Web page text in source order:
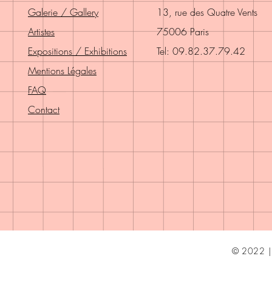
Galerie / Gallery
Artistes
Expositions / Exhibitions
Mentions Légales
FAQ
Contact
13, rue des Quatre Vents
75006 Paris
Tel: 09.82.37.79.42
© 2022 |